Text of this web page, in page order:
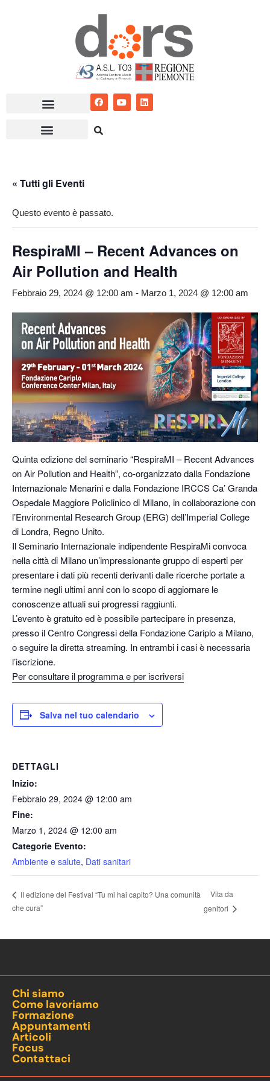
« Tutti gli Eventi
Questo evento è passato.
RespiraMI – Recent Advances on
Air Pollution and Health
Febbraio 29, 2024 @ 12:00 am - Marzo 1, 2024 @ 12:00 am
Quinta edizione del seminario “RespiraMI – Recent Advances
on Air Pollution and Health”, co-organizzato dalla Fondazione
Internazionale Menarini e dalla Fondazione IRCCS Ca’ Granda
Ospedale Maggiore Policlinico di Milano, in collaborazione con
l’Environmental Research Group (ERG) dell’Imperial College
di Londra, Regno Unito.
Il Seminario Internazionale indipendente RespiraMi convoca
nella città di Milano un’impressionante gruppo di esperti per
presentare i dati più recenti derivanti dalle ricerche portate a
termine negli ultimi anni con lo scopo di aggiornare le
conoscenze attuali sui progressi raggiunti.
L’evento è gratuito ed è possibile partecipare in presenza,
presso il Centro Congressi della Fondazione Cariplo a Milano,
o seguire la diretta streaming. In entrambi i casi è necessaria
l’iscrizione.
Per consultare il programma e per iscriversi
Salva nel tuo calendario
DETTAGLI
Inizio:
Febbraio 29, 2024 @ 12:00 am
Fine:
Marzo 1, 2024 @ 12:00 am
Categorie Evento:
Ambiente e salute, Dati sanitari
II edizione del Festival “Tu mi hai capito? Una comunità
che cura”
Vita da
genitori
Chi siamo
Come lavoriamo
Formazione
Appuntamenti
Articoli
Focus
Contattaci